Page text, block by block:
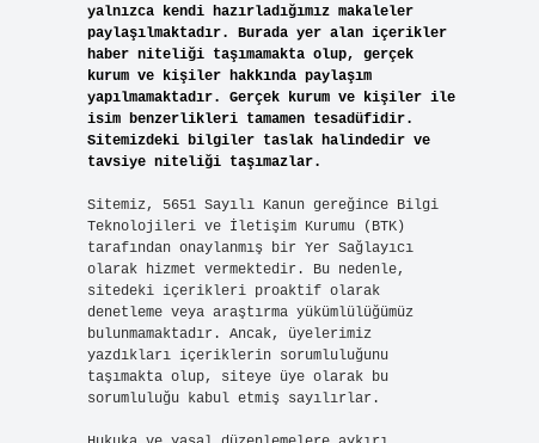
yalnızca kendi hazırladığımız makaleler
paylaşılmaktadır. Burada yer alan içerikler
haber niteliği taşımamakta olup, gerçek
kurum ve kişiler hakkında paylaşım
yapılmamaktadır. Gerçek kurum ve kişiler ile
isim benzerlikleri tamamen tesadüfidir.
Sitemizdeki bilgiler taslak halindedir ve
tavsiye niteliği taşımazlar.
Sitemiz, 5651 Sayılı Kanun gereğince Bilgi
Teknolojileri ve İletişim Kurumu (BTK)
tarafından onaylanmış bir Yer Sağlayıcı
olarak hizmet vermektedir. Bu nedenle,
sitedeki içerikleri proaktif olarak
denetleme veya araştırma yükümlülüğümüz
bulunmamaktadır. Ancak, üyelerimiz
yazdıkları içeriklerin sorumluluğunu
taşımakta olup, siteye üye olarak bu
sorumluluğu kabul etmiş sayılırlar.